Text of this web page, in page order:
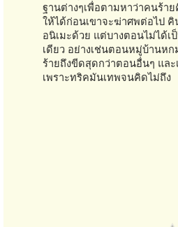
ฐานต่างๆเพื่อตามหาว่าคนร้า
ให้ได้ก่อนเขาจะฆ่าศพต่อไป
อนิเมะด้วย แต่บางตอนไม่ได้เ
เดียว อย่างเช่นตอนหมู่บ้านห
ร้ายถึงขีดสุดกว่าตอนอื่นๆ แล
เพราะทริคมันเทพจนคิดไม่ถึง